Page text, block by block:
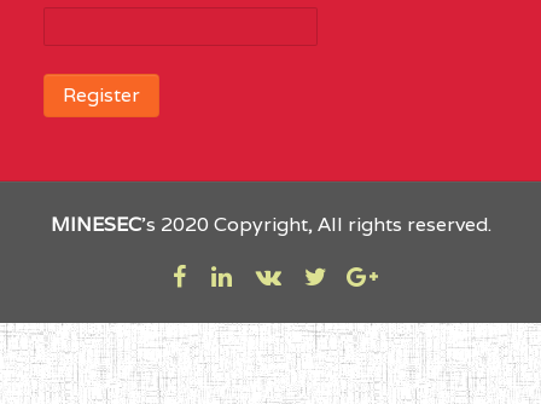
MINESEC’s 2020 Copyright, All rights reserved.